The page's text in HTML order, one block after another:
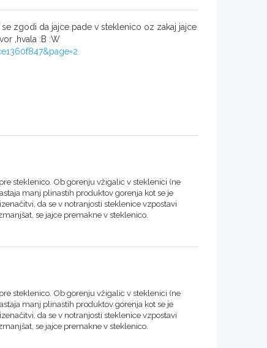
zgodi da jajce pade v steklenico oz zakaj jajce
,hvala :B :W
steklenico. Ob gorenju vžigalic v steklenici (ne
manj plinastih produktov gorenja kot se je
da se v notranjosti steklenice vzpostavi
se jajce premakne v steklenico.
steklenico. Ob gorenju vžigalic v steklenici (ne
manj plinastih produktov gorenja kot se je
da se v notranjosti steklenice vzpostavi
se jajce premakne v steklenico.